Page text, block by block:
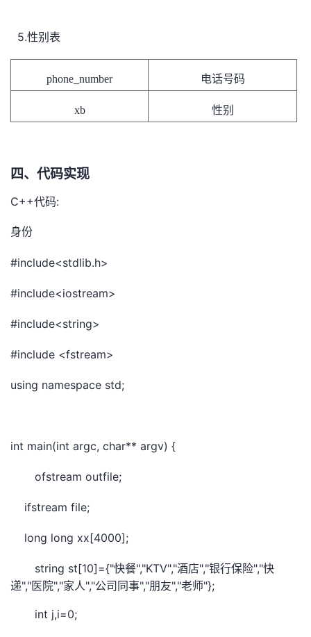
5.性别表
phone_number 电话号码
xb 性别
四、代码实现
C++代码:
身份
#include<stdlib.h>
#include<iostream>
#include<string>
#include <fstream>
using namespace std;
int main(int argc, char** argv) {
ofstream outfile;
ifstream file;
long long xx[4000];
string st[10]={"快餐","KTV","酒店","银行保险","快
递","医院","家人","公司同事","朋友","老师"};
int j,i=0;